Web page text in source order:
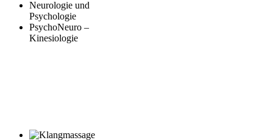
Neurologie und
Psychologie
PsychoNeuro –
Kinesiologie